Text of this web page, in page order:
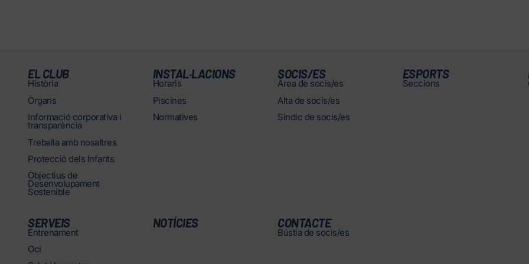
EL CLUB
Història
Òrgans
Informació corporativa i
transparència
Treballa amb nosaltres
Protecció dels Infants
Objectius de
Desenvolupament
Sostenible
INSTAL·LACIONS
Horaris
Piscines
Normatives
SOCIS/ES
Àrea de socis/es
Alta de socis/es
Síndic de socis/es
ESPORTS
Seccions
SERVEIS
Entrenament
Oci
NOTÍCIES CONTACTE
Bústia de socis/es